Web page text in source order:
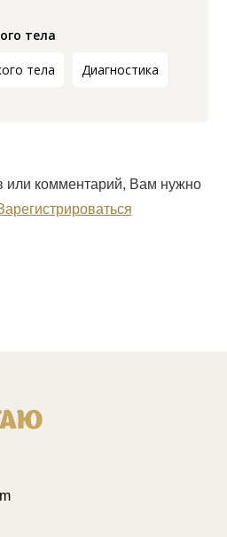
тела
тела Диагностика
или комментарий, Вам нужно